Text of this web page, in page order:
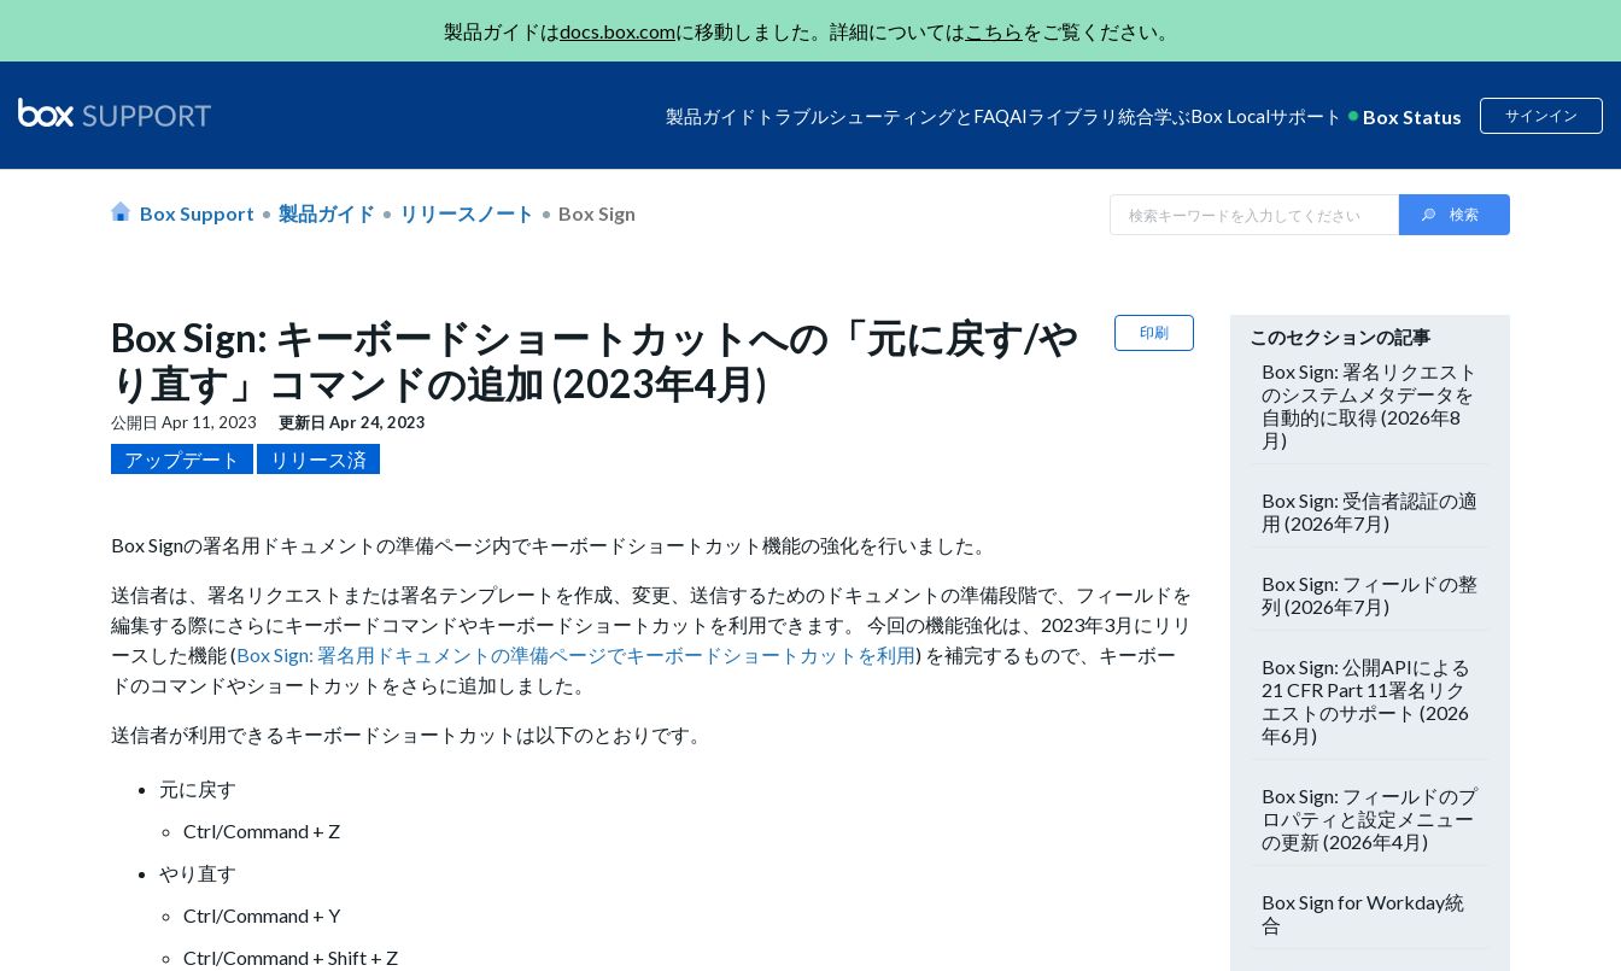
製品ガイドはdocs.box.comに移動しました。詳細についてはこちら をご覧ください。
製品ガイド トラブルシューティングとFAQAIライブラリ 統合学ぶBox Localサポート Box Status サインイン
Box Support 製品ガイド リリースノート Box Sign
印刷
Box Sign: キーボードショートカットへの「元に戻す/や
り直す」コマンドの追加 (2023年4月)
公開日 Apr 11, 2023 更新日 Apr 24, 2023
アップデート リリース済
Box Signの署名用ドキュメントの準備ページ内でキーボードショートカット機能の強化を行いました。
送信者は、署名リクエストまたは署名テンプレートを作成、変更、送信するためのドキュメントの準備段階で、フィールドを
編集する際にさらにキーボードコマンドやキーボードショートカットを利用できます。 今回の機能強化は、2023年3月にリリ
ースした機能 (Box Sign: 署名用ドキュメントの準備ページでキーボードショートカットを利用) を補完するもので、キーボー
ドのコマンドやショートカットをさらに追加しました。
送信者が利用できるキーボードショートカットは以下のとおりです。
元に戻す
Ctrl/Command + Z
やり直す
Ctrl/Command + Y
Ctrl/Command + Shift + Z
このセクションの記事
Box Sign: 署名リクエスト
のシステムメタデータを
自動的に取得 (2026年8
月)
Box Sign: 受信者認証の適
用 (2026年7月)
Box Sign: フィールドの整
列 (2026年7月)
Box Sign: 公開APIによる
21 CFR Part 11署名リク
エストのサポート (2026
年6月)
Box Sign: フィールドのプ
ロパティと設定メニュー
の更新 (2026年4月)
Box Sign for Workday統
合